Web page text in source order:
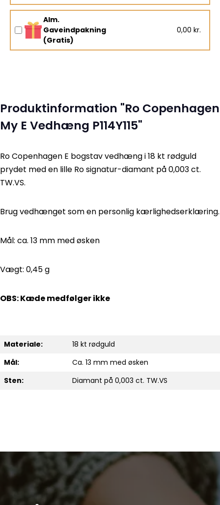
Alm.
Gaveindpakning
(Gratis)
0,00 kr.
Produktinformation "Ro Copenhagen
My E Vedhæng P114Y115"
Ro Copenhagen E bogstav vedhæng i 18 kt rødguld
prydet med en lille Ro signatur-diamant på 0,003 ct.
TW.VS.
Brug vedhænget som en personlig kærlighedserklæring.
Mål: ca. 13 mm med øsken
Vægt: 0,45 g
OBS: Kæde medfølger ikke
Materiale:
18 kt rødguld
Mål:
Ca. 13 mm med øsken
Sten:
Diamant på 0,003 ct. TW.VS